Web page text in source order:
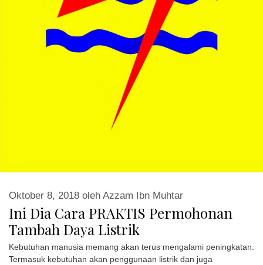
Ini Dia Cara PRAKTIS Permohonan
Tambah Daya Listrik
Oktober 8, 2018 oleh Azzam Ibn Muhtar
Kebutuhan manusia memang akan terus mengalami peningkatan.
Termasuk kebutuhan akan penggunaan listrik dan juga